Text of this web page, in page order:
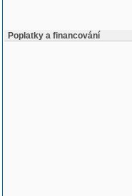
Poplatky a financování